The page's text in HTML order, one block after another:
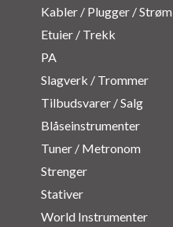
Kabler / Plugger / Strøm
Etuier / Trekk
PA
Slagverk / Trommer
Tilbudsvarer / Salg
Blåseinstrumenter
Tuner / Metronom
Strenger
Stativer
World Instrumenter